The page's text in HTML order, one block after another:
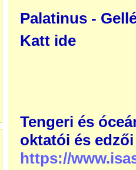
Palatinus -
Katt ide
Tengeri és
oktatói és
https://